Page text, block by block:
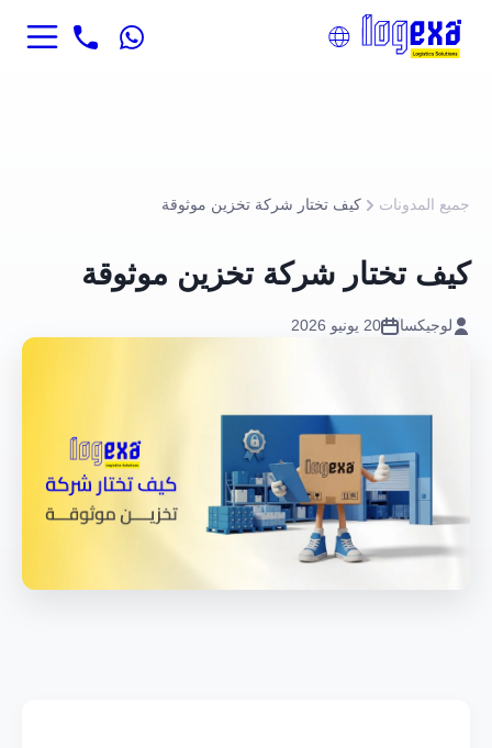
جميع المدونات كيف تختار شركة تخزين موثوقة
كيف تختار شركة تخزين موثوقة
لوجيكسا 20 يونيو 2026